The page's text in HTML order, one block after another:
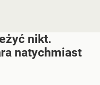
nikt.
natychmiast